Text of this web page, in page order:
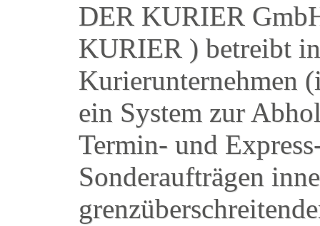
DER KURIER
KURIER ) betreibt
Kurierunternehmen
ein System zur
Termin- und
Sonderaufträgen